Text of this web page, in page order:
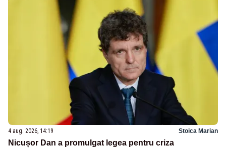
4 aug. 2026, 14:19 Stoica Marian
Nicușor Dan a promulgat legea pentru criza